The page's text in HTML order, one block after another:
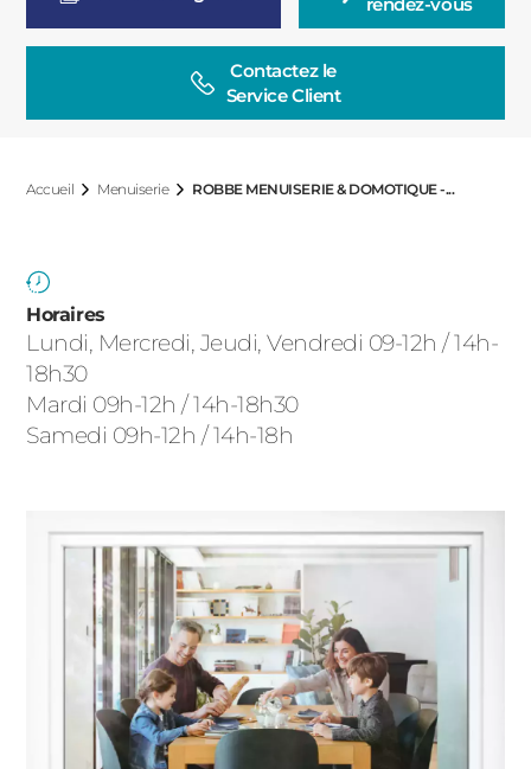
Contactez le
Service Client
Accueil Menuiserie ROBBE MENUISERIE & DOMOTIQUE -...
Horaires
Lundi, Mercredi, Jeudi, Vendredi 09-12h / 14h-
18h30
Mardi 09h-12h / 14h-18h30
Samedi 09h-12h / 14h-18h